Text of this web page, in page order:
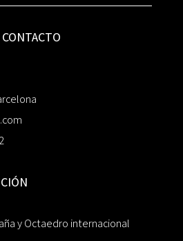
y Octaedro internacional